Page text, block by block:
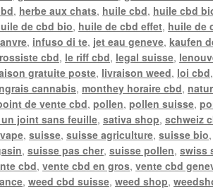
, herbe aux chats, huile cbd, huile cbd
de cbd bio, huile de cbd effet, huile de
, infuso di te, jet eau geneve,kaufen
cbd, le riff cbd, legal suisse,
gratuite poste, livraison weed, loi cbd
cannabis,monthey horaire cbd,
de vente cbd,pollen,pollen suisse,
joint sans feuille,sativa shop,schweiz
,suisse,suisse agriculture,suisse bio
,suisse pas cher,suisse pollen,swiss
cbd,vente cbd en gros,vente cbd
,weed cbd suisse,weed shop,